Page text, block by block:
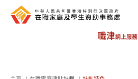
職津網上服務